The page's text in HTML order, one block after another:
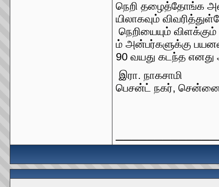
நெறி தழைத்தோங்க
யிலாகவும்
நெறியையும் விளக்கும்
ம் அன்பர்களுக்கு
90 வயது கடந்த எனது
இரா. நாகசாமி
பெசன்ட் நகர்,